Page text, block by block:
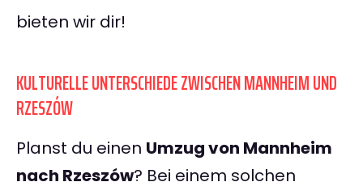
bieten wir dir!
KULTURELLE UNTERSCHIEDE ZWISCHEN MANNHEIM UND
RZESZÓW
Planst du einen Umzug von Mannheim
nach Rzeszów? Bei einem solchen